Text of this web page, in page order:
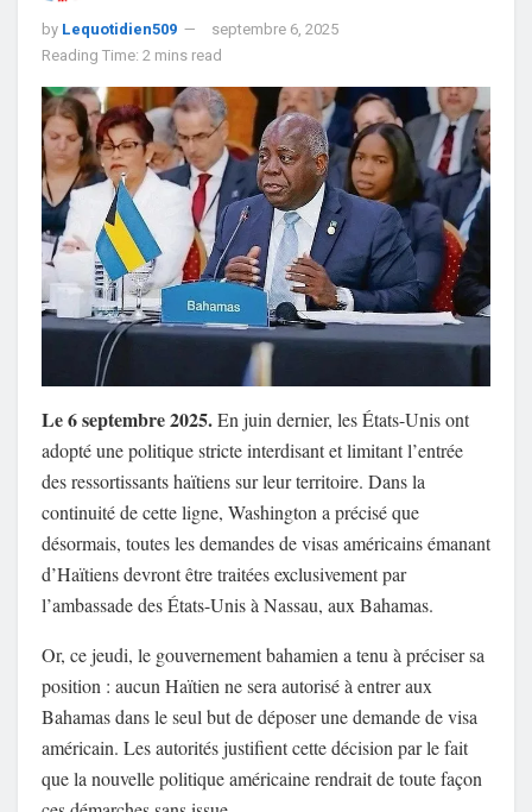
by Lequotidien509
septembre 6, 2025
Reading Time: 2 mins read
Le 6 septembre 2025.En juin dernier, les États-Unis ont
adopté une politique stricte interdisant et limitant l’entrée
des ressortissants haïtiens sur leur territoire. Dans la
continuité de cette ligne, Washington a précisé que
désormais, toutes les demandes de visas américains émanant
d’Haïtiens devront être traitées exclusivement par
l’ambassade des États-Unis à Nassau, aux Bahamas.
Or, ce jeudi, le gouvernement bahamien a tenu à préciser sa
position : aucun Haïtien ne sera autorisé à entrer aux
Bahamas dans le seul but de déposer une demande de visa
américain. Les autorités justifient cette décision par le fait
que la nouvelle politique américaine rendrait de toute façon